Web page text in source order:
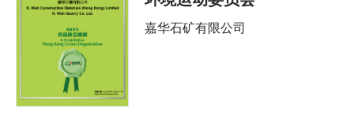
嘉华石矿有限公司